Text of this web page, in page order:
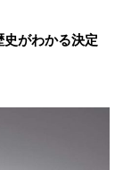
がわかる決定